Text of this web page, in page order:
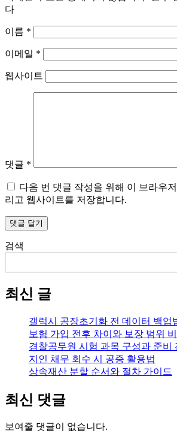
다
이름 *
이메일 *
웹사이트
댓글 *
다음 번 댓글 작성을 위해 이 브라우
리고 웹사이트를 저장합니다.
검색
최신 글
갤럭시 공장초기화 전 데이터 백업
보험 가입 전후 차이와 보장 범위
경찰공무원 시험 과목 구성과 준비
지인 채무 회수 시 공증 활용법
상속재산 분할 순서와 절차 가이드
최신 댓글
보여줄 댓글이 없습니다.